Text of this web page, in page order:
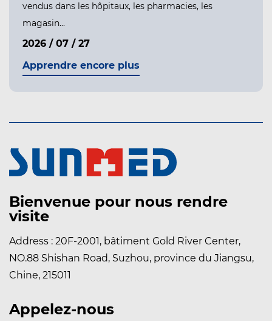
année en quantités massives dans le...
2026 / 07 / 16
Apprendre encore plus
Bienvenue pour nous rendre
visite
Address : 20F-2001, bâtiment Gold River Center,
NO.88 Shishan Road, Suzhou, province du Jiangsu,
Chine, 215011
Appelez-nous